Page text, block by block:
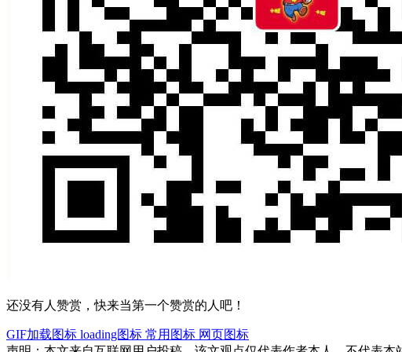
还没有人赞赏，快来当第一个赞赏的人吧！
GIF加载图标 loading图标 常用图标 网页图标